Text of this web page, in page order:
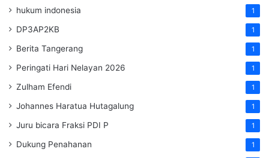
hukum indonesia 1
DP3AP2KB 1
Berita Tangerang 1
Peringati Hari Nelayan 2026 1
Zulham Efendi 1
Johannes Haratua Hutagalung 1
Juru bicara Fraksi PDI P 1
Dukung Penahanan 1